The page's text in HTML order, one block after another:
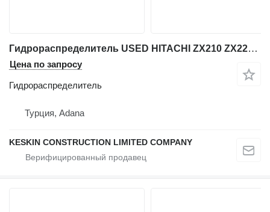
Гидрораспределитель USED HITACHI ZX210 ZX225 ZX230 ZX240 ZX250 ZX270 ZX280 EXCAVATOR для экскаватора Hitachi ZX 210 / ZX 225 / ZX 230 / ZX 240 / ZX 250 / ZX 270 / ZX 280
Цена по запросу
Гидрораспределитель
Турция, Adana
KESKIN CONSTRUCTION LIMITED COMPANY